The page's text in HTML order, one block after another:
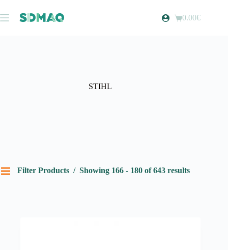
para
o
Carrinho
0.00€
STIHL
Filter Products Showing 166 - 180 of 643 results